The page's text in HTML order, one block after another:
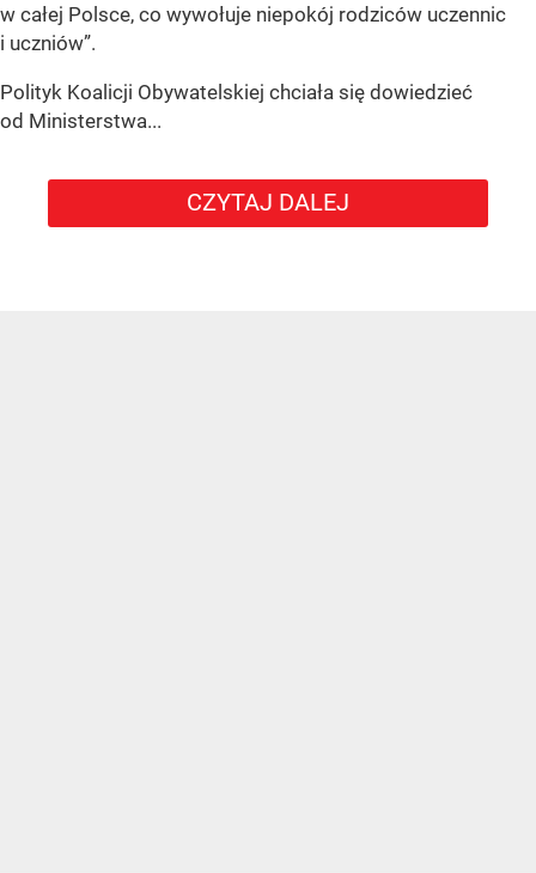
w całej Polsce, co wywołuje niepokój rodziców uczennic
i uczniów”.
Polityk Koalicji Obywatelskiej chciała się dowiedzieć
od Ministerstwa...
CZYTAJ DALEJ